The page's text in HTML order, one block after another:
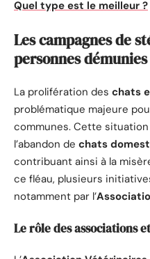
Quel type est le meilleur ?
Les campagnes de
personnes démunies
La prolifération des chats
problématique majeure
communes. Cette
l’abandon de chats
contribuant ainsi à la
ce fléau, plusieurs
notamment par l’
Le rôle des associations